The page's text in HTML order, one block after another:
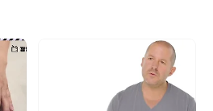
분이었다. 망중립성
없이 모든 콘텐츠를
세가지 원칙이 있는
마전 카카오톡이 논란
들은 카카오톡과 같
한..